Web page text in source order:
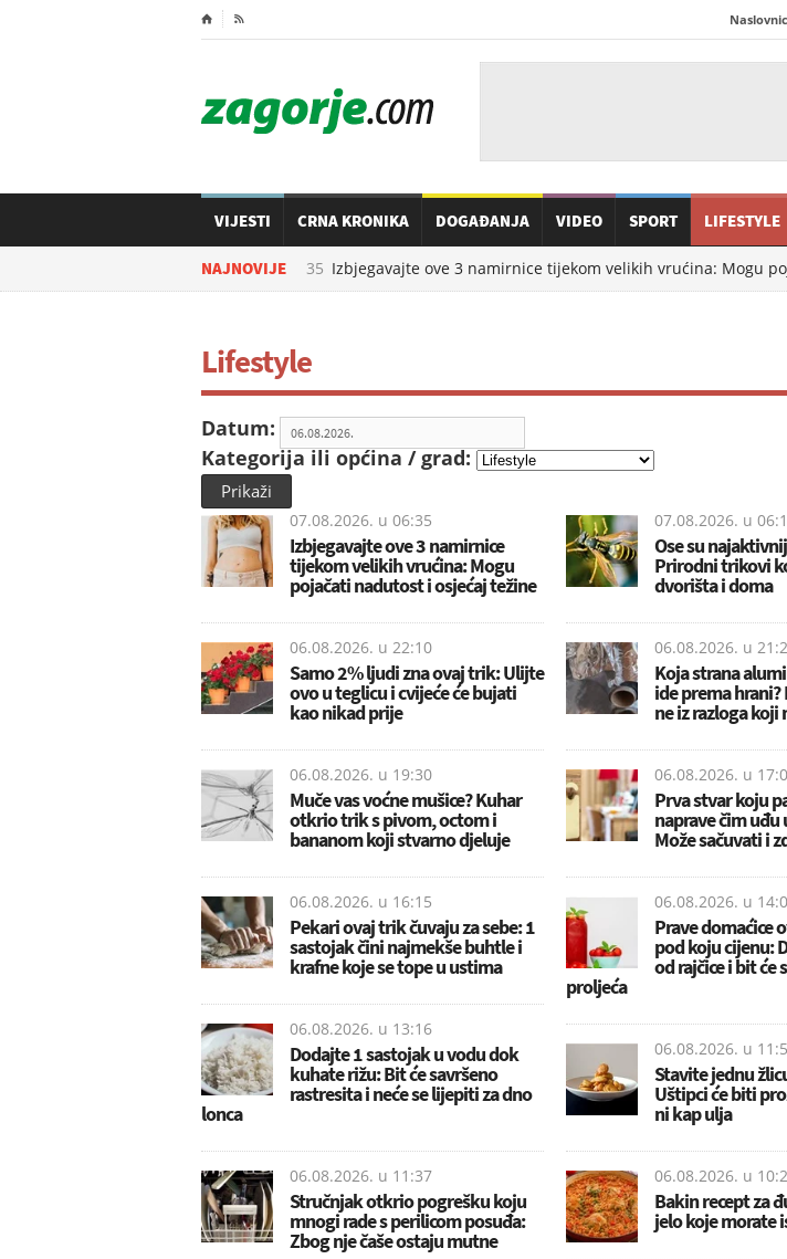
⌂ 
VIJESTI CRNA KRONIKA DOGAĐANJA VIDEO SPORT LIFESTYLE
NAJNOVIJE
07.08.2026. u06:35 Izbjegavajte ove 3 namirnice tijekom velikih vrućina: Mogu
Lifestyle
Datum:
Kategorija ili općina / grad:
Prikaži
07.08.2026. u 06:35
Izbjegavajte ove 3 namirnice
tijekom velikih vrućina: Mogu
pojačati nadutost i osjećaj težine
06.08.2026. u 22:10
Samo 2% ljudi zna ovaj trik: Ulijte
ovo u teglicu i cvijeće će bujati
kao nikad prije
06.08.2026. u 19:30
Muče vas voćne mušice? Kuhar
otkrio trik s pivom, octom i
bananom koji stvarno djeluje
06.08.2026. u 16:15
Pekari ovaj trik čuvaju za sebe: 1
sastojak čini najmekše buhtle i
krafne koje se tope u ustima
06.08.2026. u 13:16
Dodajte 1 sastojak u vodu dok
kuhate rižu: Bit će savršeno
rastresita i neće se lijepiti za dno
lonca
06.08.2026. u 11:37
Stručnjak otkrio pogrešku koju
mnogi rade s perilicom posuđa:
Zbog nje čaše ostaju mutne
07.08.2026. u
Ose su
Prirodni trikovi
dvorišta i doma
06.08.2026. u
Koja strana
ide prema
ne iz razloga
06.08.2026. u
Prva stvar koju
naprave čim
Može sačuvati i
06.08.2026. u
Prave domaćice
pod koju cijenu:
od rajčice i bit će
proljeća
06.08.2026. u
Stavite jednu
Uštipci će biti
ni kap ulja
06.08.2026. u
Bakin recept za
jelo koje morate